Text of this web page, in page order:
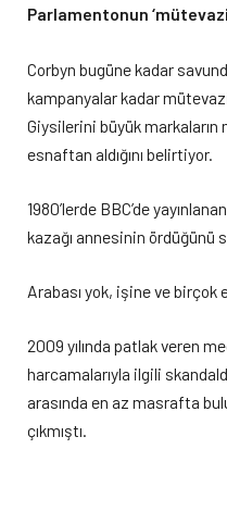
Parlamentonun
Corbyn bugüne kadar
kampanyalar kadar
Giysilerini büyük markaların
esnaftan aldığını belirtiyor.
1980’lerde BBC’de
kazağı annesinin ördüğünü
Arabası yok, işine ve
2009 yılında patlak veren
harcamalarıyla ilgili
arasında en az masrafta
çıkmıştı.